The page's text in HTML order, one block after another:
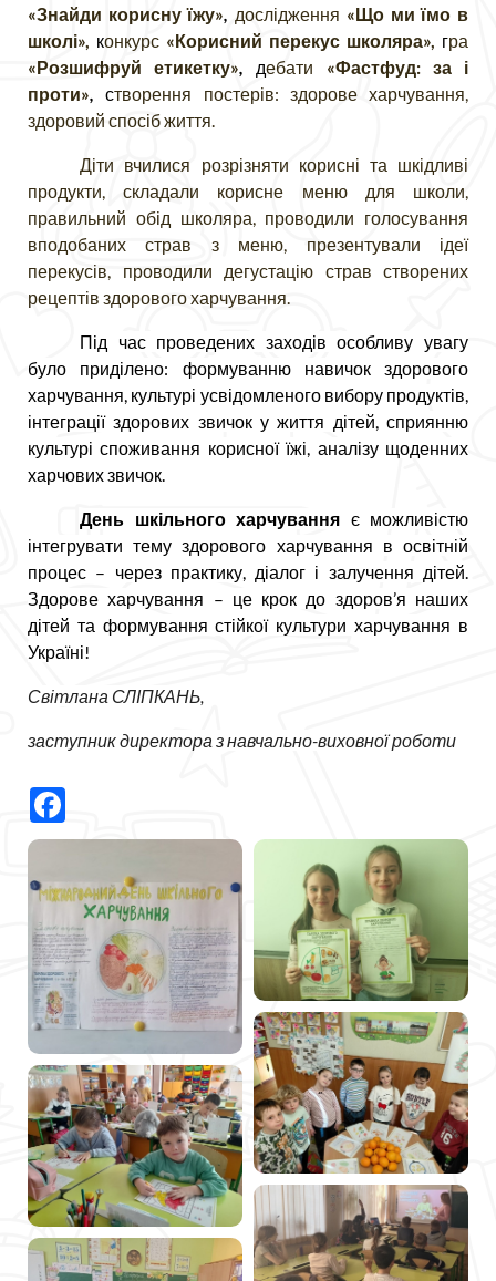
«Знайди корисну їжу», дослідження «Що ми їмо в
школі», конкурс «Корисний перекус школяра», гра
«Розшифруй етикетку», дебати «Фастфуд: за і
проти»,створення постерів: здорове харчування,
здоровий спосіб життя.
Діти вчилися розрізняти корисні та шкідливі
продукти, складали корисне меню для школи,
правильний обід школяра, проводили голосування
вподобаних страв з меню, презентували ідеї
перекусів, проводили дегустацію страв створених
рецептів здорового харчування.
Під час проведених заходів особливу увагу
було приділено: формуванню навичок здорового
харчування, культурі усвідомленого вибору продуктів,
інтеграції здорових звичок у життя дітей, сприянню
культурі споживання корисної їжі, аналізу щоденних
харчових звичок.
День шкільного харчування є можливістю
інтегрувати тему здорового харчування в освітній
процес – через практику, діалог і залучення дітей.
Здорове харчування – це крок до здоров’я наших
дітей та формування стійкої культури харчування в
Україні!
Світлана СЛІПКАНЬ,
заступник директора з навчально-виховної роботи